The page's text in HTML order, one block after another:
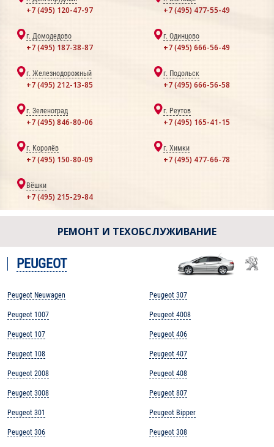
+7 (495) 120-47-97 +7 (495) 477-55-49
г. Домодедово
+7 (495) 187-38-87
г. Одинцово
+7 (495) 666-56-49
г. Железнодорожный
+7 (495) 212-13-85
г. Подольск
+7 (495) 666-56-58
г. Зеленоград
+7 (495) 846-80-06
г. Реутов
+7 (495) 165-41-15
г. Королёв
+7 (495) 150-80-09
г. Химки
+7 (495) 477-66-78
Вёшки
+7 (495) 215-29-84
РЕМОНТ И ТЕХОБСЛУЖИВАНИЕ
PEUGEOT
Peugeot Neuwagen
Peugeot 1007
Peugeot 107
Peugeot 108
Peugeot 2008
Peugeot 3008
Peugeot 301
Peugeot 306
Peugeot 307
Peugeot 4008
Peugeot 406
Peugeot 407
Peugeot 408
Peugeot 807
Peugeot Bipper
Peugeot 308